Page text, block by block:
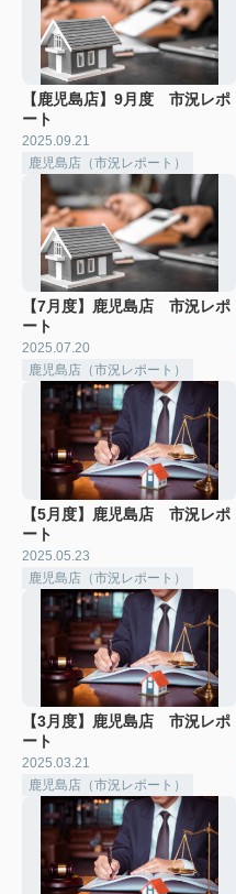
【鹿児島店】9月度 市況レポ
ート
2025.09.21
鹿児島店（市況レポート）
【7月度】鹿児島店 市況レポ
ート
2025.07.20
鹿児島店（市況レポート）
【5月度】鹿児島店 市況レポ
ート
2025.05.23
鹿児島店（市況レポート）
【3月度】鹿児島店 市況レポ
ート
2025.03.21
鹿児島店（市況レポート）